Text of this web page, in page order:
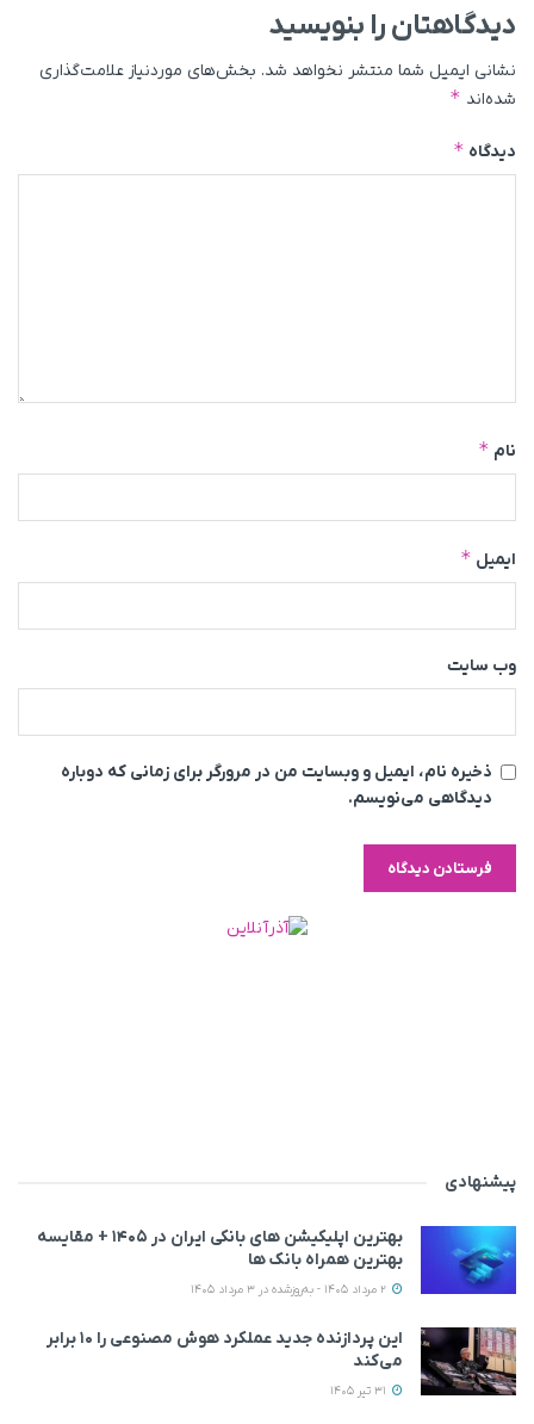
دیدگاهتان را بنویسید
نشانی ایمیل شما منتشر نخواهد شد. بخش‌های موردنیاز علامت‌گذاری
شده‌اند *
دیدگاه *
نام *
ایمیل *
وب‌ سایت
ذخیره نام، ایمیل و وبسایت من در مرورگر برای زمانی که دوباره
دیدگاهی می‌نویسم.
پیشنهادی
بهترین اپلیکیشن‌ های بانکی ایران در ۱۴۰۵ + مقایسه
بهترین همراه بانک‌ ها
این پردازنده جدید عملکرد هوش مصنوعی را ۱۰ برابر
می‌کند